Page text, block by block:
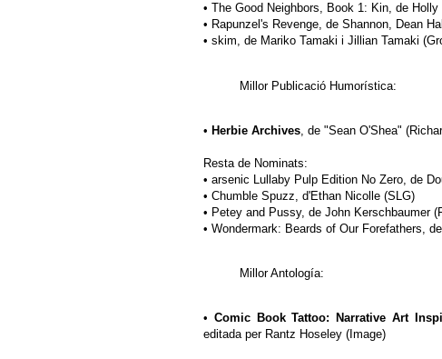
• The Good Neighbors, Book 1: Kin, de
• Rapunzel's Revenge, de Shannon, Dean
• skim, de Mariko Tamaki i Jillian Tamaki
Millor Publicació Humorística:
• Herbie Archives , de "Sean O'Shea"
Resta de Nominats:
• arsenic Lullaby Pulp Edition No Zero, de
• Chumble Spuzz, d'Ethan Nicolle (SLG)
• Petey and Pussy, de John Kerschbaumer
• Wondermark: Beards of Our Forefathers,
Millor Antología:
• Comic Book Tattoo: Narrative Art
editada per Rantz Hoseley (Image)